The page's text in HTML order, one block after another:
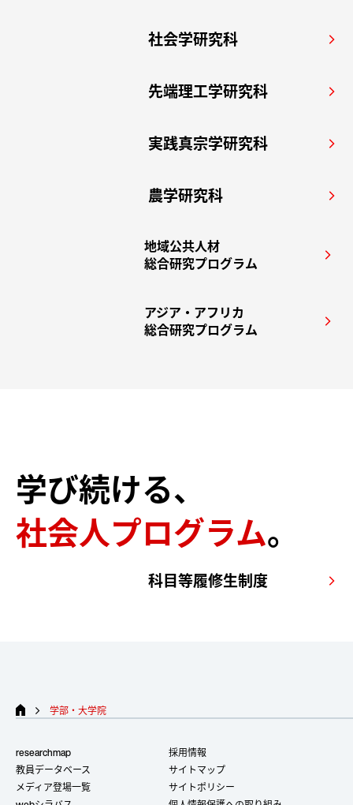
社会学研究科 arrow_forward_ios
先端理工学研究科 arrow_forward_ios
実践真宗学研究科 arrow_forward_ios
農学研究科 arrow_forward_ios
地域公共人材
総合研究プログラム
arrow_forward_ios
アジア・アフリカ
総合研究プログラム
arrow_forward_ios
学び続ける、
社会人プログラム。
科目等履修生制度 arrow_forward_ios
学部・大学院
researchmap
教員データベース
メディア登場一覧
採用情報
サイトマップ
サイトポリシー